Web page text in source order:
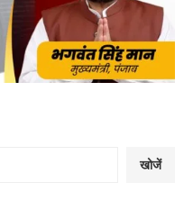
खोजें